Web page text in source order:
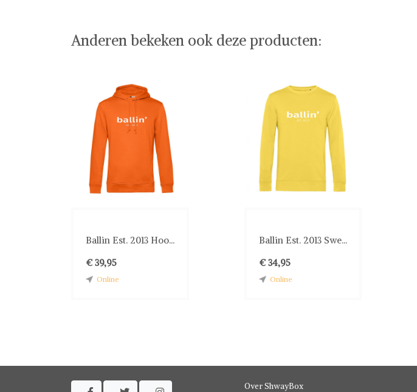
Anderen bekeken ook deze producten:
Ballin Est. 2013 Hoo...
€ 39,95
Online
Ballin Est. 2013 Swe...
€ 34,95
Online
Over ShwayBox